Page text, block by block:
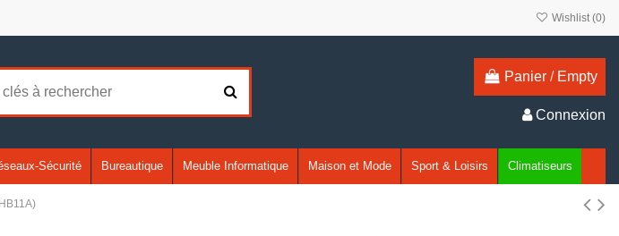
Wishlist (0)
Panier / Empty
Connexion
Sécurité Bureautique Meuble Informatique Maison et Mode Sport & Loisirs Climatiseurs